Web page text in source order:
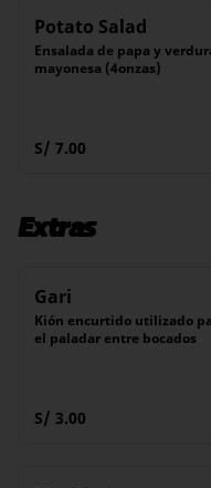
Potato Salad
Ensalada de papa y
mayonesa (4onzas)
S/ 7.00
Extras
Gari
Kión encurtido utilizado
el paladar entre bocados
S/ 3.00